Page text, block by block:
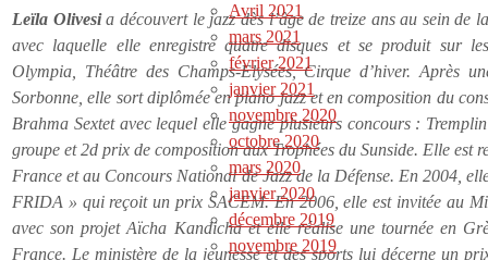
Leïla Olivesia découvert le jazz dès l’âge de treize ans au sein de
avec laquelle elle enregistre quatre disques et se produit sur
Olympia, Théâtre des Champs-Elysées, Cirque d’hiver. Après
Sorbonne, elle sort diplômée en piano jazz et en composition du
Brahma Sextet avec lequel elle gagne plusieurs concours :
groupe et 2d prix de composition aux Trophées du Sunside. Elle est
France et au Concours National de Jazz de la Défense. En 2004,
FRIDA » qui reçoit un prix SACEM. En 2006, elle est invitée au
avec son projet Aïcha Kandicha et elle réalise une tournée en
France. Le ministère de la jeunesse et des sports lui décerne un
Avril 2021
mars 2021
février 2021
janvier 2021
novembre 2020
octobre 2020
mars 2020
janvier 2020
décembre 2019
novembre 2019